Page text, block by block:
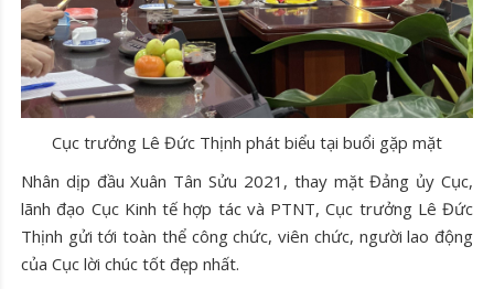
Cục trưởng Lê Đức Thịnh phát biểu tại buổi gặp mặt
Nhân dịp đầu Xuân Tân Sửu 2021, thay mặt Đảng ủy Cục,
lãnh đạo Cục Kinh tế hợp tác và PTNT, Cục trưởng Lê Đức
Thịnh gửi tới toàn thể công chức, viên chức, người lao động
của Cục lời chúc tốt đẹp nhất.